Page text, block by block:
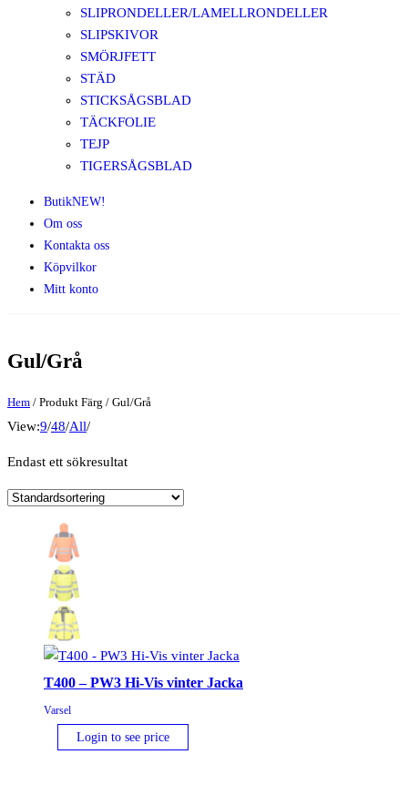
SLIPRONDELLER/LAMELLRONDELLER
SLIPSKIVOR
SMÖRJFETT
STÄD
STICKSÅGSBLAD
TÄCKFOLIE
TEJP
TIGERSÅGSBLAD
ButikNEW!
Om oss
Kontakta oss
Köpvilkor
Mitt konto
Gul/Grå
Hem / Produkt Färg / Gul/Grå
View:9/48/All/
Endast ett sökresultat
T400 – PW3 Hi-Vis vinter Jacka
Varsel
Login to see price